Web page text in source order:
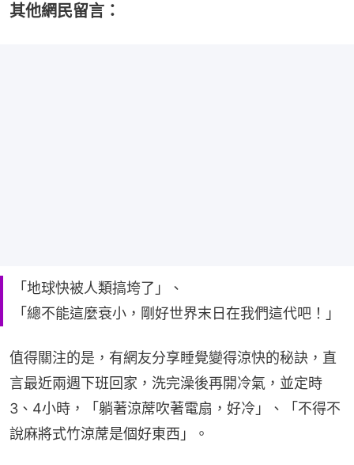
其他網民留言：
「地球快被人類搞垮了」、
「總不能這麼衰小，剛好世界末日在我們這代吧！」
值得關注的是，有網友分享睡覺變得涼快的秘訣，直
言最近兩週下班回家，洗完澡後再開冷氣，並定時
3、4小時，「躺著涼蓆吹著電扇，好冷」、「不得不
說麻將式竹涼蓆是個好東西」。